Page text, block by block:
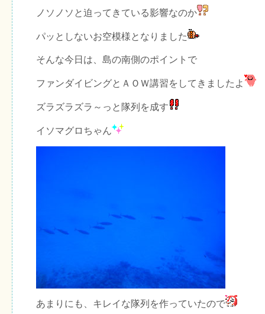
ノソノソと迫ってきている影響なのか
パッとしないお空模様となりました
そんな今日は、島の南側のポイントで
ファンダイビングとＡＯＷ講習をしてきましたよ
ズラズラズラ～っと隊列を成す
イソマグロちゃん
あまりにも、キレイな隊列を作っていたので